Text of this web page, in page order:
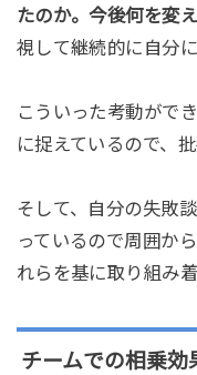
たのか。今後何を変
視して継続的に自分
こういった考動がで
に捉えているので、
そして、自分の失敗
っているので周囲か
れらを基に取り組み
チームでの相乗効